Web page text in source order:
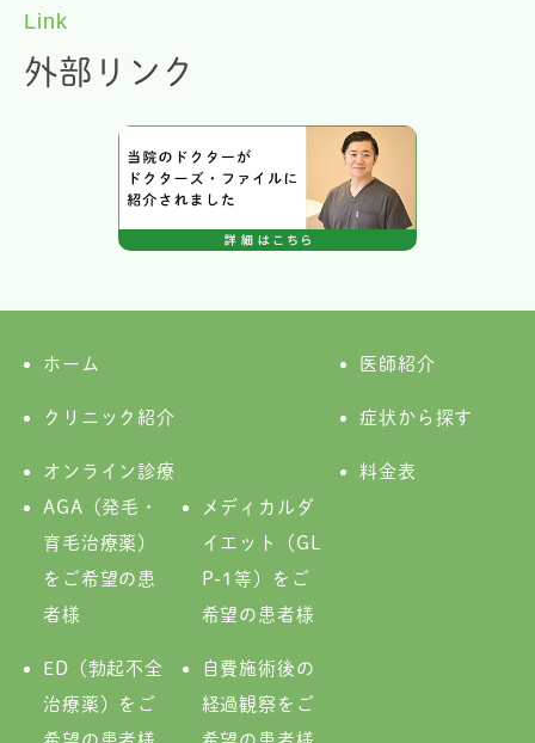
Link
外部リンク
ホーム 医師紹介
クリニック紹介 症状から探す
オンライン診療
AGA（発毛・
育毛治療薬）
をご希望の患
者様
メディカルダ
イエット（GL
P-1等）をご
希望の患者様
ED（勃起不全
治療薬）をご
自費施術後の
経過観察をご
料金表